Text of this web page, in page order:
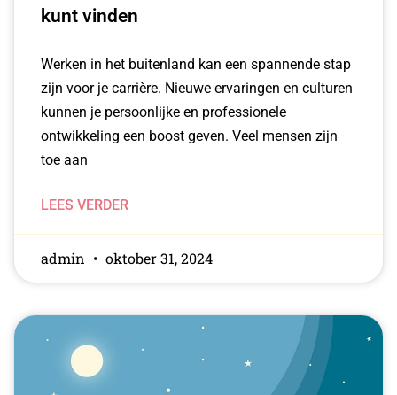
kunt vinden
Werken in het buitenland kan een spannende stap
zijn voor je carrière. Nieuwe ervaringen en culturen
kunnen je persoonlijke en professionele
ontwikkeling een boost geven. Veel mensen zijn
toe aan
LEES VERDER
admin oktober 31, 2024